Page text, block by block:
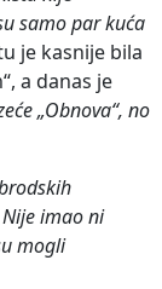
samo par kuća
je kasnije bila
a danas je
„Obnova“, no
imao ni
mogli